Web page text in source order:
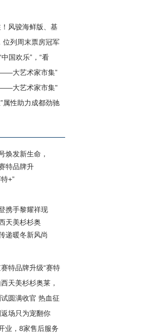
风骏海鲜版、基
位列周末票房冠军
国欢乐”，“看
大艺术家市集”
大艺术家市集"
属性助力成都劲驰
焕发新生命，
特品牌升
+”
携手黎耀祥现
天美杉杉奥
递暖冬新风尚
特品牌升级“赛特
天美杉杉奥莱，
圆满收官 热血征
场只为宠翻你
业，8家售后服务